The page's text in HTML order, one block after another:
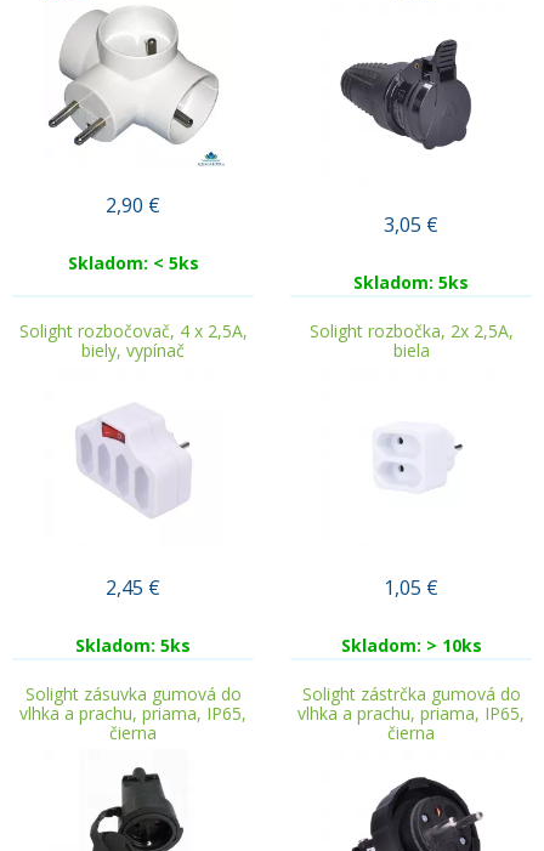
2,90 €
Skladom: < 5ks
3,05 €
Skladom: 5ks
Solight rozbočovač, 4 x 2,5A,
biely, vypínač
2,45 €
Skladom: 5ks
Solight rozbočka, 2x 2,5A,
biela
1,05 €
Skladom: > 10ks
Solight zásuvka gumová do
vlhka a prachu, priama, IP65,
čierna
Solight zástrčka gumová do
vlhka a prachu, priama, IP65,
čierna